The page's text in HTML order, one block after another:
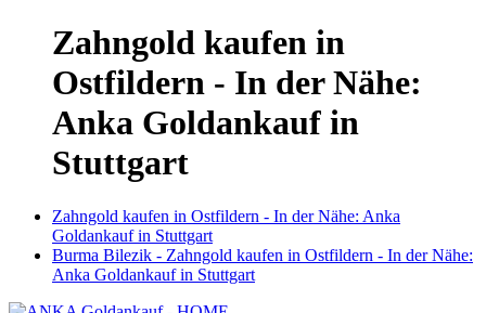
Zahngold kaufen in
Ostfildern - In der Nähe:
Anka Goldankauf in
Stuttgart
Zahngold kaufen in Ostfildern - In der Nähe: Anka
Goldankauf in Stuttgart
Burma Bilezik - Zahngold kaufen in Ostfildern - In der Nähe:
Anka Goldankauf in Stuttgart